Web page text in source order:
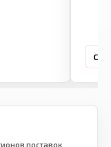
поставок